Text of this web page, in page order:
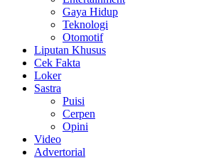
Gaya Hidup
Teknologi
Otomotif
Liputan Khusus
Cek Fakta
Loker
Sastra
Puisi
Cerpen
Opini
Video
Advertorial